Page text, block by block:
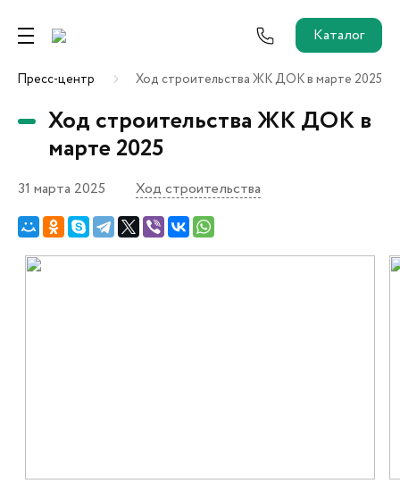
Каталог
Собственникам и новоселам
Агентам
Ремонт от застройщика
Трейд-Ин
Пресс-центр Ход строительства ЖК ДОК в марте 2025
Ход строительства ЖК ДОК в
марте 2025
31 марта 2025 Ход строительства